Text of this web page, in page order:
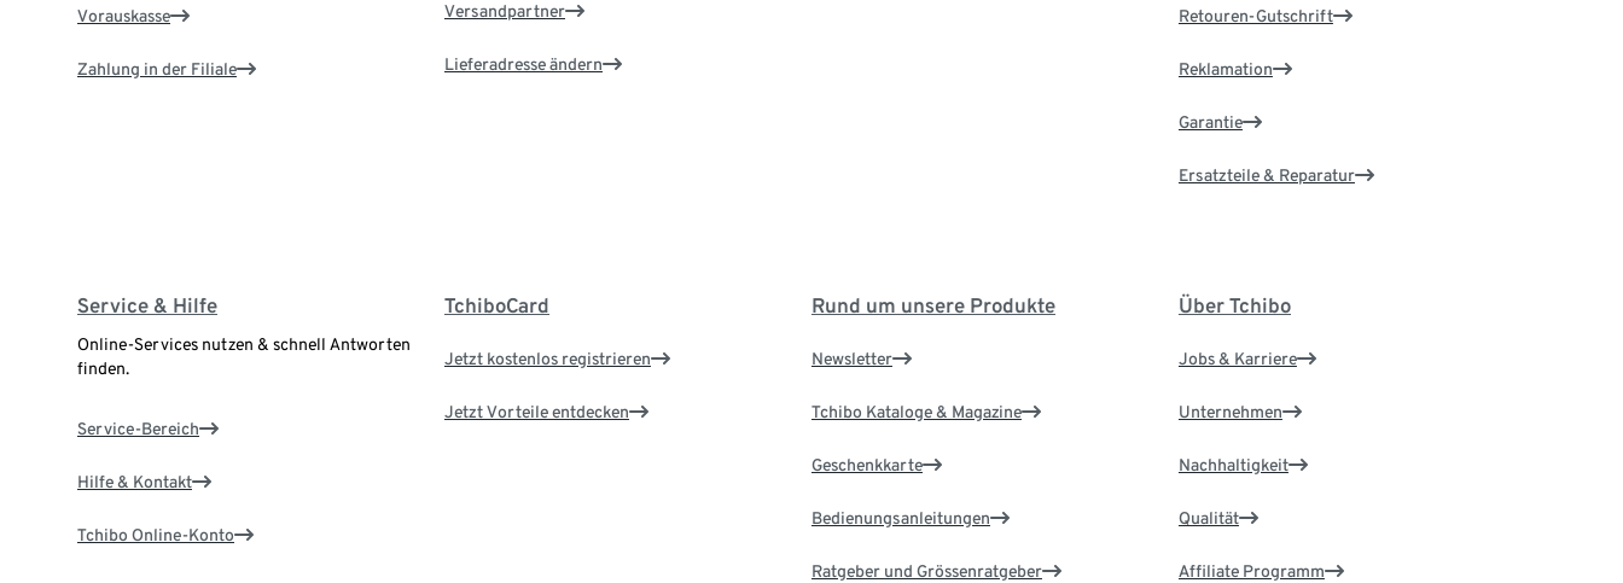
Vorauskasse
Zahlung in der Filiale
Versandpartner
Lieferadresse ändern
Retouren-Gutschrift
Reklamation
Garantie
Ersatzteile & Reparatur
Service & Hilfe
Online-Services nutzen & schnell Antworten
finden.
Service-Bereich
Hilfe & Kontakt
Tchibo Online-Konto
TchiboCard
Jetzt kostenlos registrieren
Jetzt Vorteile entdecken
Rund um unsere Produkte
Newsletter
Tchibo Kataloge & Magazine
Geschenkkarte
Bedienungsanleitungen
Ratgeber und Grössenratgeber
Über Tchibo
Jobs & Karriere
Unternehmen
Nachhaltigkeit
Qualität
Affiliate Programm